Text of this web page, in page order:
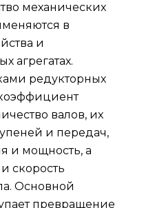
механических
в
и
агрегатах.
редукторных
валов, их
и передач,
и мощность, а
скорость
Основной
превращение